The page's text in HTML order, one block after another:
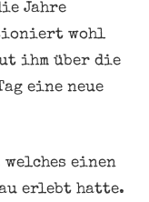
Jahre
wohl
ihm über die
eine neue
welches einen
erlebt hatte.